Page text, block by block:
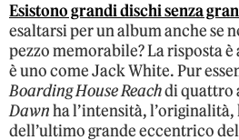
Esistono grandi dischi senza
esaltarsi per un album anche se
pezzo memorabile? La risposta
è uno come Jack White. Pur
Boarding House Reachdi quattro
Dawnha l’intensità,
dell’ultimo grande eccentrico